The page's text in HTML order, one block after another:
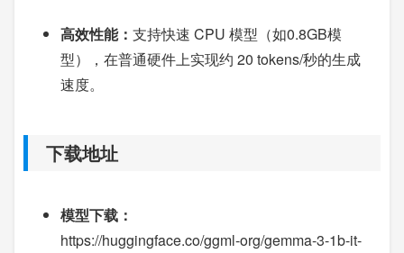
高效性能： 支持快速 CPU 模型（如0.8GB模
型），在普通硬件上实现约 20 tokens/秒的生成
速度。
下载地址
模型下载：
https://huggingface.co/ggml-org/gemma-3-1b-it-